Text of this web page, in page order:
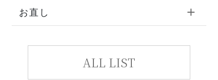
お直し
ALL LIST